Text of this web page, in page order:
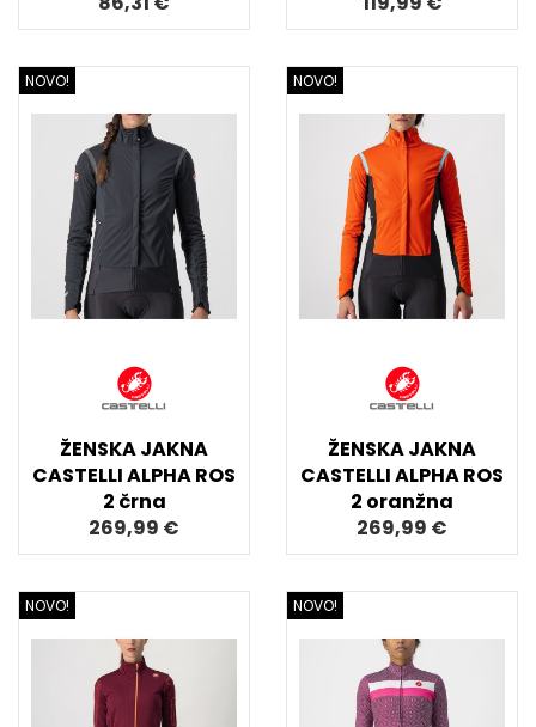
NOVO!
ŽENSKA JAKNA
CASTELLI ALPHA ROS
2 črna
269,99 €
NOVO!
ŽENSKA JAKNA
CASTELLI ALPHA ROS
2 oranžna
269,99 €
NOVO! NOVO!